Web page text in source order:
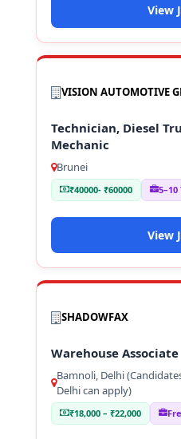
View
VISION AUTOMOTIVE
Technician, Diesel
Mechanic
Brunei
₹40000- ₹60000 5–10
View
SHADOWFAX
Warehouse Associate
Bamnoli, Delhi
Delhi can apply)
₹18,000 – ₹22,000